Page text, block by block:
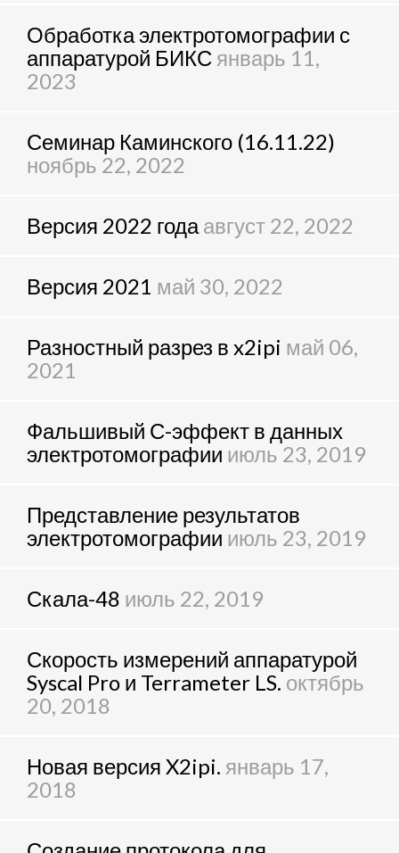
Обработка электротомографии с
аппаратурой БИКС январь 11,
2023
Семинар Каминского (16.11.22)
ноябрь 22, 2022
Версия 2022 года август 22, 2022
Версия 2021 май 30, 2022
Разностный разрез в x2ipi май 06,
2021
Фальшивый С-эффект в данных
электротомографии июль 23, 2019
Представление результатов
электротомографии июль 23, 2019
Скала-48 июль 22, 2019
Скорость измерений аппаратурой
Syscal Pro и Terrameter LS. октябрь
20, 2018
Новая версия X2ipi. январь 17,
2018